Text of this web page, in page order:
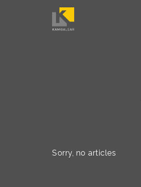
Sorry, no articles